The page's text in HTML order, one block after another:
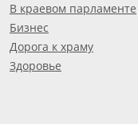
В краевом парламенте
Бизнес
Дорога к храму
Здоровье